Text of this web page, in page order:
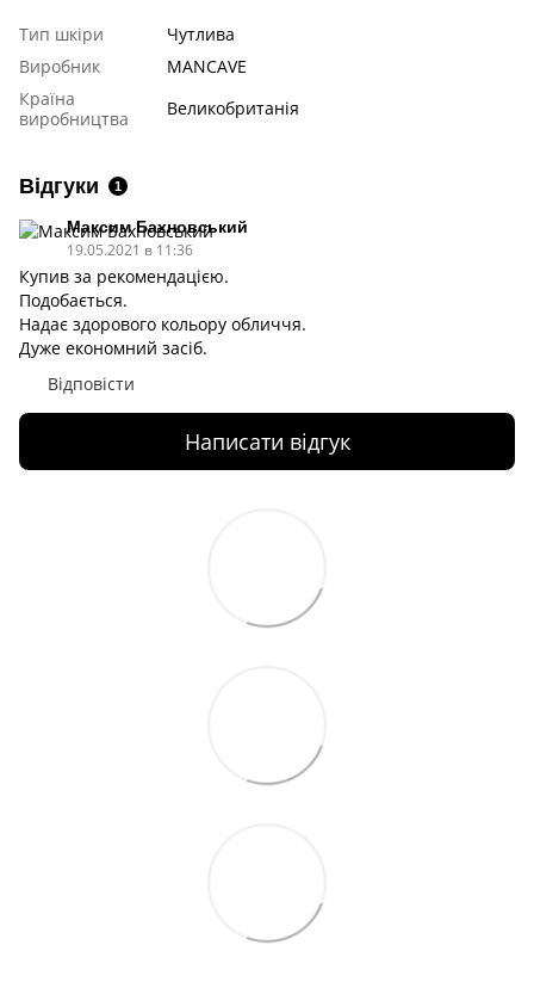
Тип шкіри
Чутлива
Виробник
MANCAVE
Країна
виробництва
Великобританія
Відгуки 1
Максим Бахновський
19.05.2021 в 11:36
Купив за рекомендацією.
Подобається.
Надає здорового кольору обличчя.
Дуже економний засіб.
Відповісти
Написати відгук